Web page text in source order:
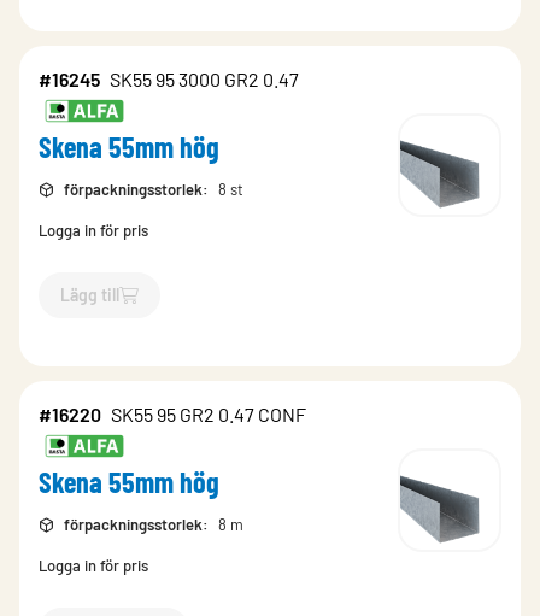
#16245 SK55 95 3000 GR2 0.47
Skena 55mm hög
förpackningsstorlek: 8 st
Logga in för pris
Lägg till
`$Lägg till
#16220 SK55 95 GR2 0.47 CONF
Skena 55mm hög
förpackningsstorlek: 8 m
Logga in för pris